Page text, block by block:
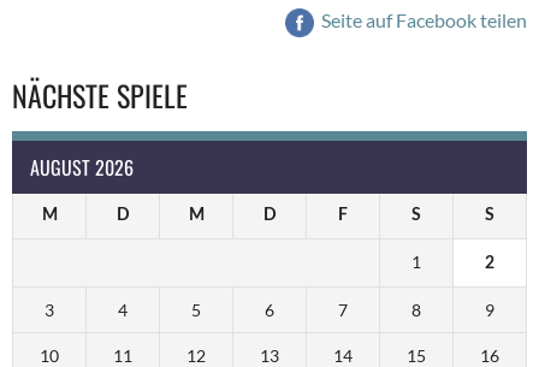
Seite auf Facebook teilen
NÄCHSTE SPIELE
AUGUST 2026
M D M D F S S
1 2
3 4 5 6 7 8 9
10 11 12 13 14 15 16